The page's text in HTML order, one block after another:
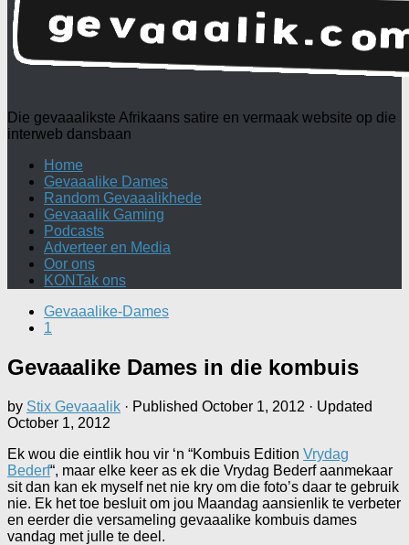
Die gevaaalikste Afrikaans satire en vermaak website op die
interweb dansbaan
Home
Gevaaalike Dames
Random Gevaaalikhede
Gevaaalik Gaming
Podcasts
Adverteer en Media
Oor ons
KONTak ons
Gevaaalike-Dames
1
Gevaaalike Dames in die kombuis
by Stix Gevaaalik · Published October 1, 2012 · Updated
October 1, 2012
Ek wou die eintlik hou vir ‘n “Kombuis Edition Vrydag
Bederf“, maar elke keer as ek die Vrydag Bederf aanmekaar
sit dan kan ek myself net nie kry om die foto’s daar te gebruik
nie. Ek het toe besluit om jou Maandag aansienlik te verbeter
en eerder die versameling gevaaalike kombuis dames
vandag met julle te deel.